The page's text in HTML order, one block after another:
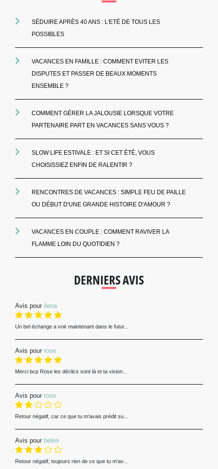
SÉDUIRE APRÈS 40 ANS : L'ETÉ DE TOUS LES
POSSIBLES
VACANCES EN FAMILLE : COMMENT EVITER LES
DISPUTES ET PASSER DE BEAUX MOMENTS
ENSEMBLE ?
COMMENT GÉRER LA JALOUSIE LORSQUE VOTRE
PARTENAIRE PART EN VACANCES SANS VOUS ?
SLOW LIFE ESTIVALE : ET SI CET ÉTÉ, VOUS
CHOISISSIEZ ENFIN DE RALENTIR ?
RENCONTRES DE VACANCES : SIMPLE FEU DE PAILLE
OU DÉBUT D'UNE GRANDE HISTOIRE D'AMOUR ?
VACANCES EN COUPLE : COMMENT RAVIVER LA
FLAMME LOIN DU QUOTIDIEN ?
DERNIERS AVIS
Avis pour ilena
Un bel échange a voir maintenant dans le futur...
Avis pour rose
Merci bcp Rose les déclics sont là et ta vision...
Avis pour rose
Retour négatif, car ce que tu m'avais prédit su...
Avis pour belen
Retour négatif, toujours rien de ce que tu m'av...